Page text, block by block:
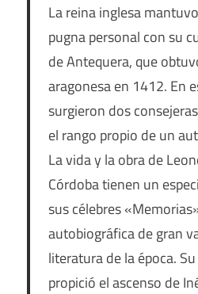
La reina inglesa
pugna personal con su
de Antequera, que
aragonesa en 1412. En
surgieron dos
el rango propio de un
La vida y la obra de
Córdoba tienen un
sus célebres
autobiográfica de gran
literatura de la época.
propició el ascenso de